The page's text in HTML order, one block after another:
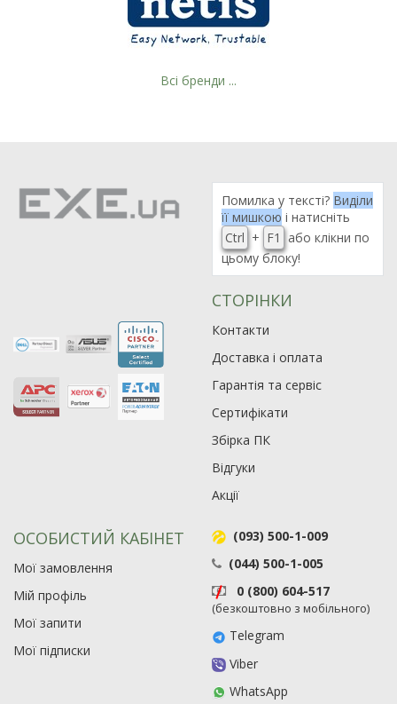
Рейтинг EXE.ua:4.6
Всі бренди ...
Помилка у тексті? Виділи
її мишкою і натисніть
Ctrl + F1
або клікни по
цьому блоку!
СТОРІНКИ
Контакти
Доставка і оплата
Гарантія та сервіс
Сертифікати
Збірка ПК
Відгуки
Акції
ОСОБИСТИЙ КАБІНЕТ
Мої замовлення
Мій профіль
Мої запити
Мої підписки
(093) 500-1-009
(044) 500-1-005
0 (800) 604-517
(безкоштовно з мобільного)
Telegram
Viber
WhatsApp